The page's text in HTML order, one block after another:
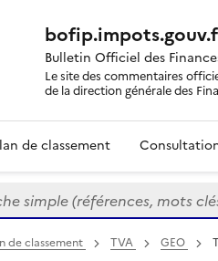
Bulletin Officiel des
Le site des commentaires
de la direction générale des
de classement
simple (références, mots
de classement TVA GEO